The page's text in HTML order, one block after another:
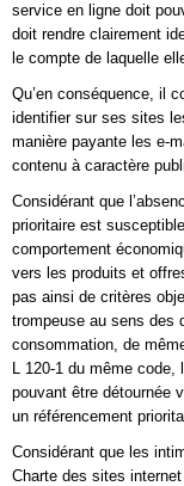
service en ligne doit
doit rendre clairement
le compte de laquelle
Qu’en conséquence, il
identifier sur ses sites
manière payante les e-
contenu à caractère
Considérant que
prioritaire est
comportement
vers les produits et
pas ainsi de critères
trompeuse au sens des
consommation, de
L 120-1 du même code,
pouvant être détournée
un référencement
Considérant que les
Charte des sites